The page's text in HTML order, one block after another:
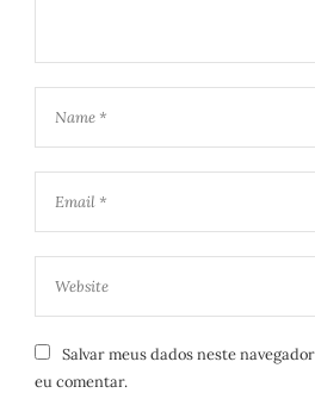
Salvar meus dados neste
eu comentar.